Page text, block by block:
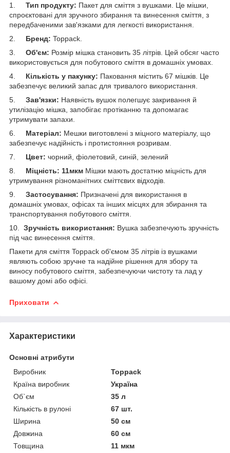
1. Тип продукту: Пакет для сміття з вушками. Це мішки,
спроєктовані для зручного збирання та винесення сміття, з
передбаченими зав'язками для легкості використання.
2. Бренд: Toppack.
3. Об'єм: Розмір мішка становить 35 літрів. Цей обсяг часто
використовується для побутового сміття в домашніх умовах.
4. Кількість у пакунку: Паковання містить 67 мішків. Це
забезпечує великий запас для тривалого використання.
5. Зав'язки: Наявність вушок полегшує закривання й
утилізацію мішка, запобігає протіканню та допомагає
утримувати запахи.
6. Матеріал: Мешки виготовлені з міцного матеріалу, що
забезпечує надійність і протистояння розривам.
7. Цвет: чорний, фіолетовий, синій, зелений
8. Міцність: 11мкм Мішки мають достатню міцність для
утримування різноманітних сміттєвих відходів.
9. Застосування: Призначені для використання в
домашніх умовах, офісах та інших місцях для збирання та
транспортування побутового сміття.
10. Зручність використання: Вушка забезпечують зручність
під час винесення сміття.
Пакети для сміття Toppack об'ємом 35 літрів із вушками
являють собою зручне та надійне рішення для збору та
виносу побутового сміття, забезпечуючи чистоту та лад у
вашому домі або офісі.
Приховати
Характеристики
Основні атрибути
Виробник
Toppack
Країна виробник
Україна
Об`єм
35 л
Кількість в рулоні
67 шт.
Ширина
50 см
Довжина
60 см
Товщина
11 мкм